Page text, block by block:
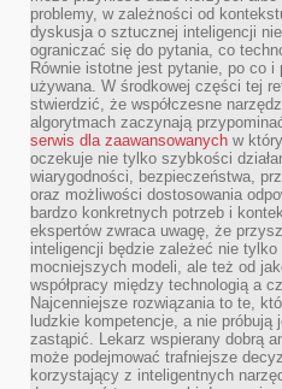
problemy, w zależności od
dyskusja o sztucznej inteligencji
ograniczać się do pytania, co
Równie istotne jest pytanie, po co i
używana. W środkowej części tej
stwierdzić, że współczesne
algorytmach zaczynają
serwis dla zaawansowanych w
oczekuje nie tylko szybkości
wiarygodności, bezpieczeństwa,
oraz możliwości dostosowania
bardzo konkretnych potrzeb i
ekspertów zwraca uwagę, że
inteligencji będzie zależeć nie tylko
mocniejszych modeli, ale też od
współpracy między technologią a
Najcenniejsze rozwiązania to te,
ludzkie kompetencje, a nie próbują
zastąpić. Lekarz wspierany dobrą
może podejmować trafniejsze
korzystający z inteligentnych